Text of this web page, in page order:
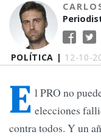
POLÍTICA | 12-10-
E l PRO no
elecciones
contra todos. Y un